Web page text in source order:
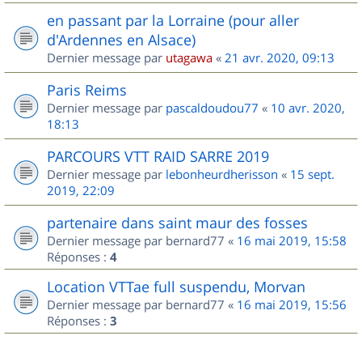
en passant par la Lorraine (pour aller
d'Ardennes en Alsace)
Dernier message par utagawa « 21 avr. 2020, 09:13
Paris Reims
Dernier message par pascaldoudou77 « 10 avr. 2020,
18:13
PARCOURS VTT RAID SARRE 2019
Dernier message par lebonheurdherisson « 15 sept.
2019, 22:09
partenaire dans saint maur des fosses
Dernier message par bernard77 « 16 mai 2019, 15:58
Réponses : 4
Location VTTae full suspendu, Morvan
Dernier message par bernard77 « 16 mai 2019, 15:56
Réponses : 3